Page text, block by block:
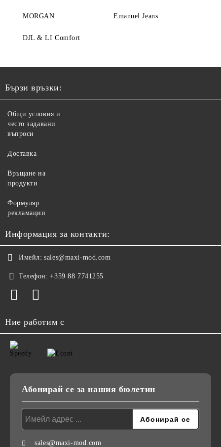
MORGAN Emanuel Jeans
DJL & LI Comfort
Бързи връзки:
Общи условия и
често задавани
въпроси
Доставка
Връщане на
продукти
Формуляр
рекламации
Информация за контакти:
Имейл: sales@maxi-mod.com
Телефон: +359 88 7741255
Ние работим с
Абонирай се за нашия бюлетин
sales@maxi-mod.com